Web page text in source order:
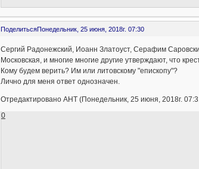
ПоделитьсяПонедельник, 25 июня, 2018г. 07:30
Сергий Радонежский, Иоанн Златоуст, Серафим
Московская, и многие многие другие утверждают, что
Кому будем верить? Им или литовскому "епископу"?
Лично для меня ответ однозначен.
Отредактировано AHT (Понедельник, 25 июня, 2018г.
0